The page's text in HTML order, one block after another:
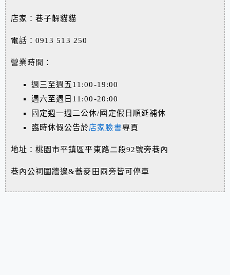
店家：巷子躲貓貓
電話：0913 513 250
營業時間：
週三至週五11:00-19:00
週六至週日11:00-20:00
固定週一週二公休/國定假日順延補休
臨時休假公告於店家臉書專頁
地址：桃園市平鎮區平東路二段92號旁巷內
巷內公祠圍牆邊&蕎麥田兩旁皆可停車